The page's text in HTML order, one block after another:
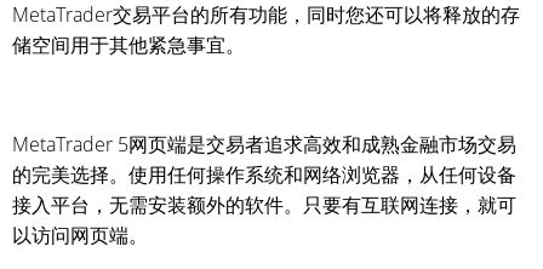
MetaTrader交易平台的所有功能，同时您还可以将释放的存
储空间用于其他紧急事宜。
MetaTrader 5网页端是交易者追求高效和成熟金融市场交易
的完美选择。使用任何操作系统和网络浏览器，从任何设备
接入平台，无需安装额外的软件。只要有互联网连接，就可
以访问网页端。